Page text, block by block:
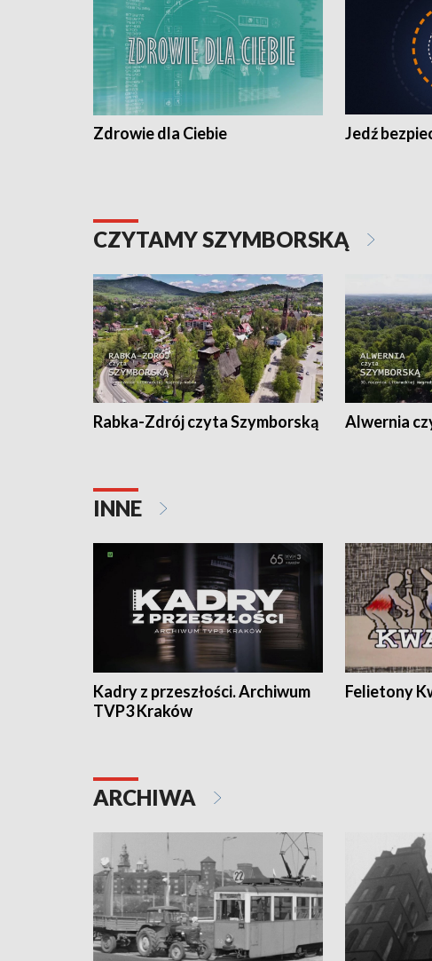
Zdrowie dla Ciebie Jedź
CZYTAMY SZYMBORSKĄ
Rabka-Zdrój czyta Szymborską Alwernia
INNE
Kadry z przeszłości. Archiwum
TVP3 Kraków
Felietony
ARCHIWA